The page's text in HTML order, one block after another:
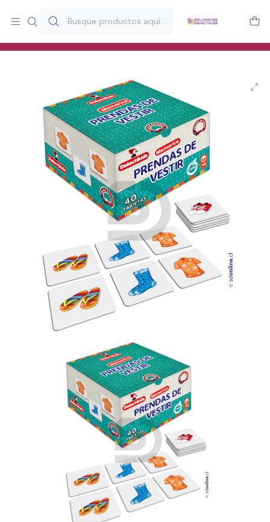
y estimulación infantil en Chile.
Especialistas en recursos educativos para aulas, terapeutas y